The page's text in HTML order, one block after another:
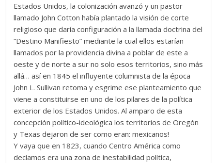
Estados Unidos, la colonización avanzó y un pastor
llamado John Cotton había plantado la visión de corte
religioso que daría configuración a la llamada doctrina del
“Destino Manifiesto” mediante la cual ellos estarían
llamados por la providencia divina a poblar de este a
oeste y de norte a sur no solo esos territorios, sino más
allá… así en 1845 el influyente columnista de la época
John L. Sullivan retoma y esgrime ese planteamiento que
viene a constituirse en uno de los pilares de la política
exterior de los Estados Unidos. Al amparo de esta
concepción político-ideológica los territorios de Oregón
y Texas dejaron de ser como eran: mexicanos!
Y vaya que en 1823, cuando Centro América como
decíamos era una zona de inestabilidad política,